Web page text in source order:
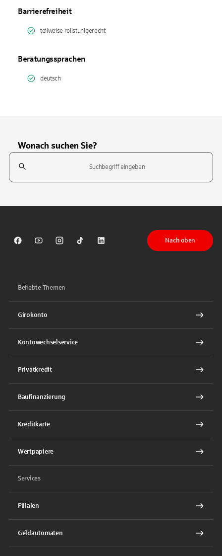
Barrierefreiheit
teilweise rollstuhlgerecht
Beratungssprachen
deutsch
Wonach suchen Sie?
Suchfeld
Sparkasse auf Facebook
Sparkasse auf Youtube
Sparkasse auf Instagram
Sparkasse auf TikTok
Sparkasse auf LinkedIn
Nach oben
Beliebte Themen
Girokonto
Kontowechselservice
Privatkredit
Baufinanzierung
Kreditkarte
Wertpapiere
Services
Filialen
Geldautomaten